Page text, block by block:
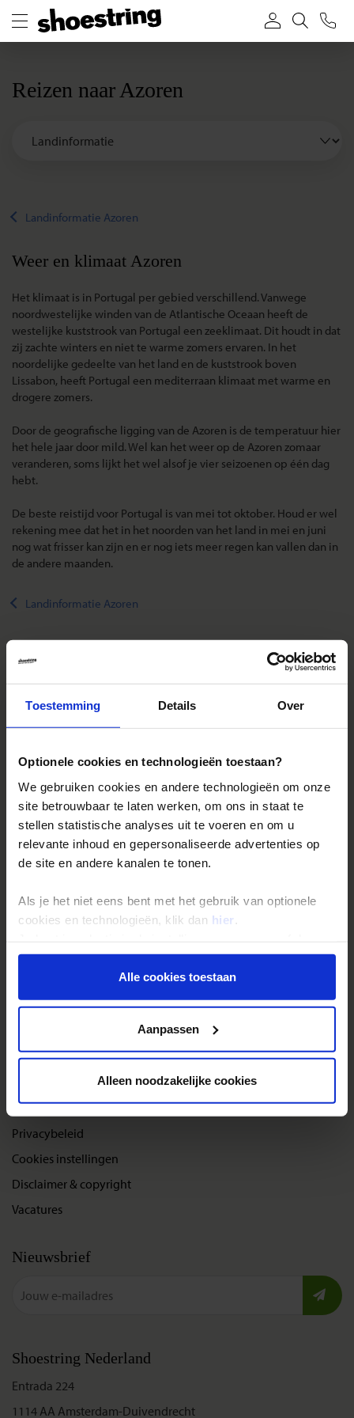
Toestemming Details Over
Optionele cookies en technologieën toestaan?
We gebruiken cookies en andere technologieën om onze
site betrouwbaar te laten werken, om ons in staat te
stellen statistische analyses uit te voeren en om u
relevante inhoud en gepersonaliseerde advertenties op
de site en andere kanalen te tonen.
Als je het niet eens bent met het gebruik van optionele
cookies en technologieën, klik dan hier
onder aan de pagina op elk gewenst moment voor de
toekomst wijzigen.Alle cookies toestaan
Aanpassen
Alleen noodzakelijke cookies
Reizen naar Azoren
Landinformatie Azoren
Weer en klimaat Azoren
Het klimaat is in Portugal per gebied verschillend. Vanwege
noordwestelijke winden van de Atlantische Oceaan heeft de
westelijke kuststrook van Portugal een zeeklimaat. Dit houdt in dat
zij zachte winters en niet te warme zomers ervaren. In het
noordelijke gedeelte van het land en de kuststrook boven
Lissabon, heeft Portugal een mediterraan klimaat met warme en
drogere zomers.
Door de geografische ligging van de Azoren is de temperatuur hier
het hele jaar door mild. Wel kan het weer op de Azoren zomaar
veranderen, soms lijkt het wel alsof je vier seizoenen op één dag
hebt.
De beste reistijd voor Portugal is van mei tot oktober. Houd er wel
rekening mee dat het in het noorden van het land in mei en juni
nog wat frisser kan zijn en er nog iets meer regen kan vallen dan in
de andere maanden.
Landinformatie Azoren
Duurzaam reizen
Reis- en annuleringsvoorwaarden
Veelgestelde vragen
Inloggen op mijn.Shoestring
Reisthema's
Groepsreizen
Single reizen
Gegarandeerde reizen
Over Shoestring
Bel, mail of chat met ons
Privacybeleid
Cookies instellingen
Disclaimer & copyright
Vacatures
Nieuwsbrief
Shoestring Nederland
Entrada 224
1114 AA Amsterdam-Duivendrecht